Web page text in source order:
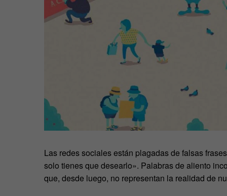
Las redes sociales están plagadas de falsas
solo tienes que desearlo». Palabras de aliento
que, desde luego, no representan la realidad de